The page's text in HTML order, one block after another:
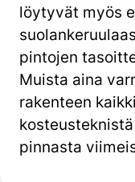
löytyvät myös
pintojen
Muista aina
rakenteen
pinnasta